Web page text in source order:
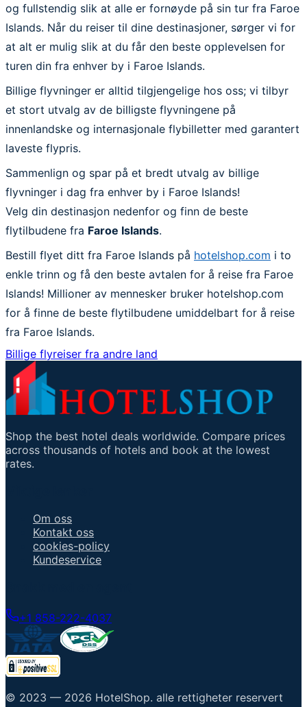
og fullstendig slik at alle er fornøyde på sin tur fra Faroe
Islands. Når du reiser til dine destinasjoner, sørger vi for
at alt er mulig slik at du får den beste opplevelsen for
turen din fra enhver by i Faroe Islands.
Billige flyvninger er alltid tilgjengelige hos oss; vi tilbyr
et stort utvalg av de billigste flyvningene på
innenlandske og internasjonale flybilletter med garantert
laveste flypris.
Sammenlign og spar på et bredt utvalg av billige
flyvninger i dag fra enhver by i Faroe Islands!
Velg din destinasjon nedenfor og finn de beste
flytilbudene fra Faroe Islands.
Bestill flyet ditt fra Faroe Islands på hotelshop.com i to
enkle trinn og få den beste avtalen for å reise fra Faroe
Islands! Millioner av mennesker bruker hotelshop.com
for å finne de beste flytilbudene umiddelbart for å reise
fra Faroe Islands.
Billige flyreiser fra andre land
Shop the best hotel deals worldwide. Compare prices
across thousands of hotels and book at the lowest
rates.
Om oss
Kontakt oss
cookies-policy
Kundeservice
+1 858-222-4037
© 2023 — 2026 HotelShop. alle rettigheter reservert